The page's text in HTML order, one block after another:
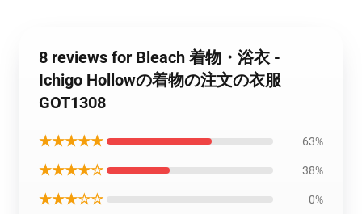
8 reviews for Bleach 着物・浴衣 -
Ichigo Hollowの着物の注文の衣服
GOT1308
★★★★★ 63%
★★★★☆ 38%
★★★☆☆ 0%